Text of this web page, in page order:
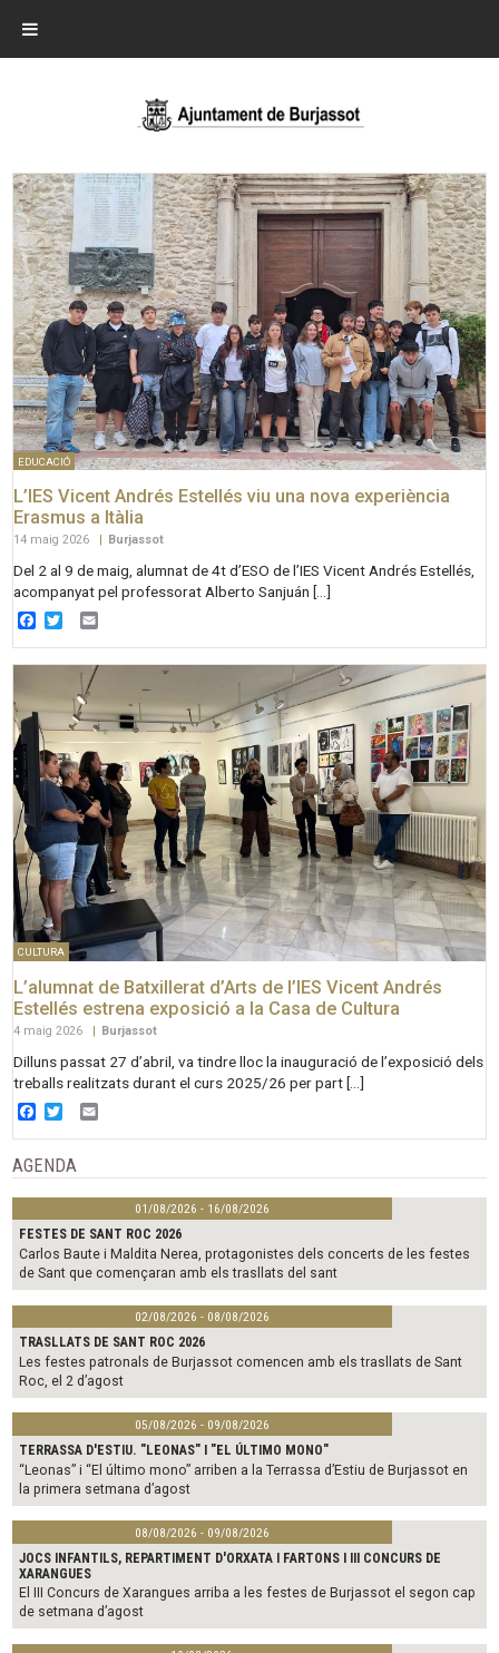
EDUCACIÓ
L’IES Vicent Andrés Estellés viu una nova experiència
Erasmus a Itàlia
14 maig 2026 Burjassot
Del 2 al 9 de maig, alumnat de 4t d’ESO de l’IES Vicent Andrés Estellés,
acompanyat pel professorat Alberto Sanjuán […]
Facebook
Twitter
CULTURA
L’alumnat de Batxillerat d’Arts de l’IES Vicent Andrés
Estellés estrena exposició a la Casa de Cultura
4 maig 2026 | Burjassot
Dilluns passat 27 d’abril, va tindre lloc la inauguració de l’exposició dels
treballs realitzats durant el curs 2025/26 per part […]
Facebook
Twitter
AGENDA
01/08/2026 - 16/08/2026
FESTES DE SANT ROC 2026
Carlos Baute i Maldita Nerea, protagonistes dels concerts de les festes
de Sant que començaran amb els trasllats del sant
02/08/2026 - 08/08/2026
TRASLLATS DE SANT ROC 2026
Les festes patronals de Burjassot comencen amb els trasllats de Sant
Roc, el 2 d’agost
05/08/2026 - 09/08/2026
TERRASSA D'ESTIU. "LEONAS" I "EL ÚLTIMO MONO"
“Leonas” i “El último mono” arriben a la Terrassa d’Estiu de Burjassot en
la primera setmana d’agost
08/08/2026 - 09/08/2026
JOCS INFANTILS, REPARTIMENT D'ORXATA I FARTONS I III CONCURS DE
XARANGUES
El III Concurs de Xarangues arriba a les festes de Burjassot el segon cap
de setmana d’agost